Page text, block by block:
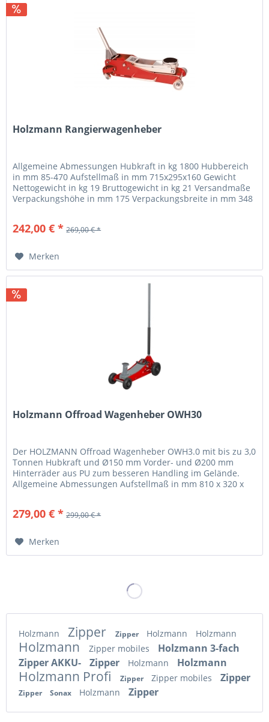
Holzmann Rangierwagenheber
Allgemeine Abmessungen Hubkraft in kg 1800 Hubbereich
in mm 85-470 Aufstellmaß in mm 715x295x160 Gewicht
Nettogewicht in kg 19 Bruttogewicht in kg 21 Versandmaße
Verpackungshöhe in mm 175 Verpackungsbreite in mm 348
242,00 € * 269,00 € *
Merken
Holzmann Offroad Wagenheber OWH30
Der HOLZMANN Offroad Wagenheber OWH3.0 mit bis zu 3,0
Tonnen Hubkraft und Ø150 mm Vorder- und Ø200 mm
Hinterräder aus PU zum besseren Handling im Gelände.
Allgemeine Abmessungen Aufstellmaß in mm 810 x 320 x
279,00 € * 299,00 € *
Merken
Holzmann Zipper Zipper Holzmann Holzmann
Holzmann Zipper mobiles
Holzmann 3-fach
Zipper AKKU-
Zipper Holzmann Holzmann
Holzmann Profi Zipper Zipper mobiles Zipper
Zipper Sonax Holzmann Zipper